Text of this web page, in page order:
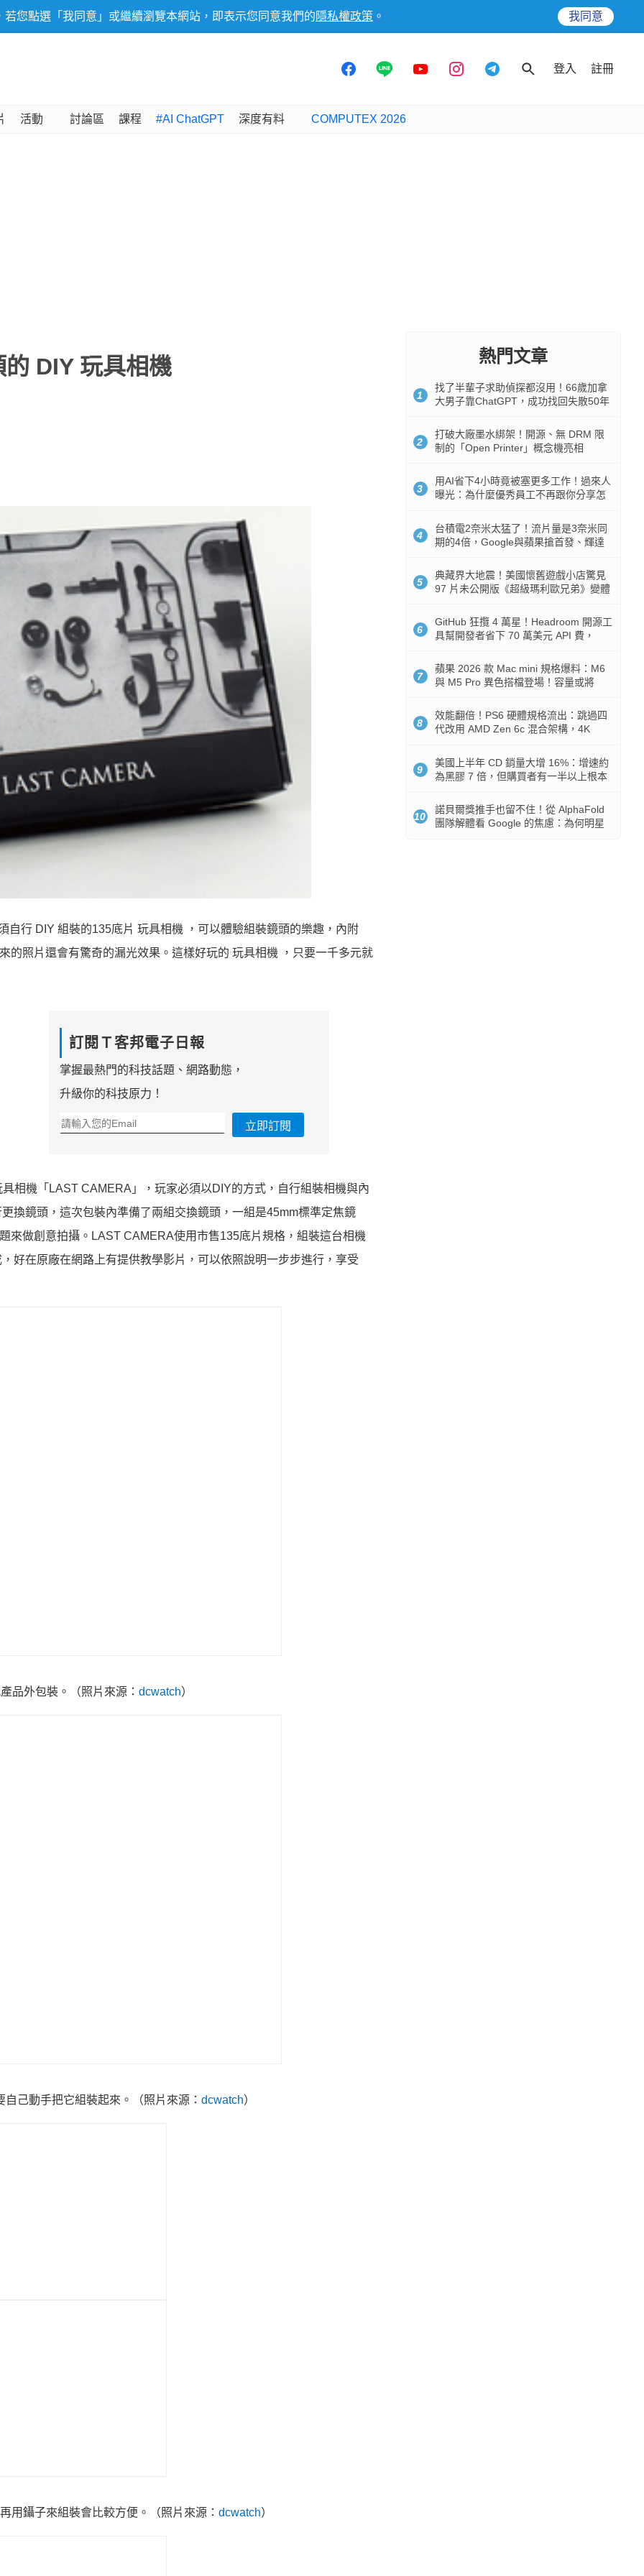
您點選「我同意」或繼續瀏覽本網站，即表示您同意我們的 隱私權政策 。 我同意
登入 註冊
活動 討論區 課程 #AI ChatGPT 深度有料 COMPUTEX 2026
DIY 玩具相機
自行 DIY 組裝的135底片 玩具相機 ，可以體驗組裝鏡頭的樂趣，內附
的照片還會有驚奇的漏光效果。這樣好玩的 玩具相機 ，只要一千多元就
訂閱Ｔ客邦電子日報
掌握最熱門的科技話題、網路動態，
升級你的科技原力！
立即訂閱
相機「LAST CAMERA」，玩家必須以DIY的方式，自行組裝相機與內
換鏡頭，這次包裝內準備了兩組交換鏡頭，一組是45mm標準定焦鏡
來做創意拍攝。LAST CAMERA使用市售135底片規格，組裝這台相機
好在原廠在網路上有提供教學影片，可以依照說明一步步進行，享受
品外包裝。 （照片來源： dcwatch）
己動手把它組裝起來。（照片來源： dcwatch）
用鑷子來組裝會比較方便。 （照片來源： dcwatch）
熱門文章
1
找了半輩子求助偵探都沒用！66歲加拿
大男子靠ChatGPT，成功找回失散50年
2
打破大廠墨水綁架！開源、無 DRM 限
制的「Open Printer」概念機亮相
3
用AI省下4小時竟被塞更多工作！過來人
曝光：為什麼優秀員工不再跟你分享怎
4
台積電2奈米太猛了！流片量是3奈米同
期的4倍，Google與蘋果搶首發、輝達
5
典藏界大地震！美國懷舊遊戲小店驚見
97 片未公開版《超級瑪利歐兄弟》變體
6
GitHub 狂攬 4 萬星！Headroom 開源工
具幫開發者省下 70 萬美元 API 費，
7
蘋果 2026 款 Mac mini 規格爆料：M6
與 M5 Pro 異色搭檔登場！容量或將
8
效能翻倍！PS6 硬體規格流出：跳過四
代改用 AMD Zen 6c 混合架構，4K
9
美國上半年 CD 銷量大增 16%：增速約
為黑膠 7 倍，但購買者有一半以上根本
10
諾貝爾獎推手也留不住！從 AlphaFold
團隊解體看 Google 的焦慮：為何明星